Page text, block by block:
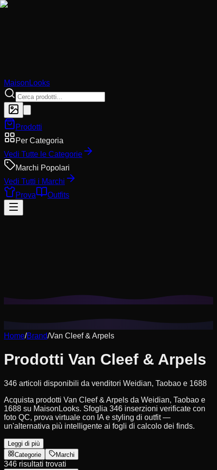
MaisonLooks
Prodotti
Per Categoria
Vedi Tutte le Categorie
Marchi Popolari
Vedi Tutti i Marchi
Prova
Outfits
Home/Brand/Van Cleef & Arpels
Prodotti Van Cleef & Arpels
346 articoli disponibili da venditori Weidian, Taobao e 1688
Acquista prodotti Van Cleef & Arpels da Weidian, Taobao e
1688 su MaisonLooks. Sfoglia 346 inserzioni verificate con
foto QC, prova virtuale con IA e styling di outfit —
un'alternativa più intelligente ai fogli di calcolo dei finds.
Leggi di più
Categorie
Marchi
346 risultati trovati